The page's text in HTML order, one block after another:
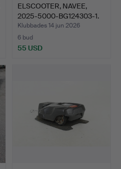
ELSCOOTER, NAVEE,
2025-5000-BG124303-1.
Klubbades 14 jun 2026
6 bud
55 USD